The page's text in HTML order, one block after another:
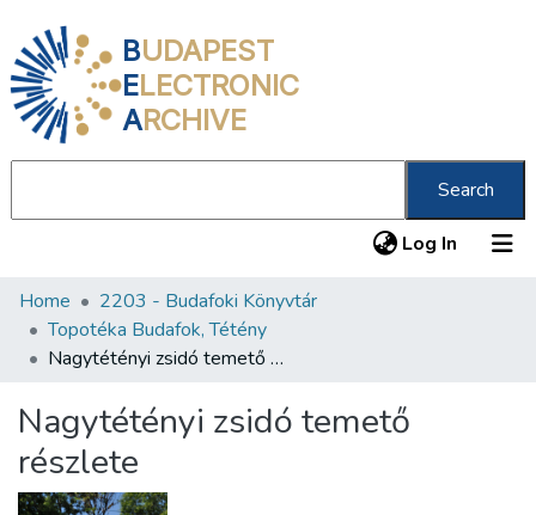
BUDAPEST
ELECTRONIC
ARCHIVE
Search
Log In (current)
Communities & Collections
All of DSpace
About us
Home
2203 - Budafoki Könyvtár
Topotéka Budafok, Tétény
Nagytétényi zsidó temető részlete
Nagytétényi zsidó temető
részlete